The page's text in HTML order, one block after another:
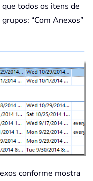
que todos os itens de
“Com Anexos”
conforme mostra